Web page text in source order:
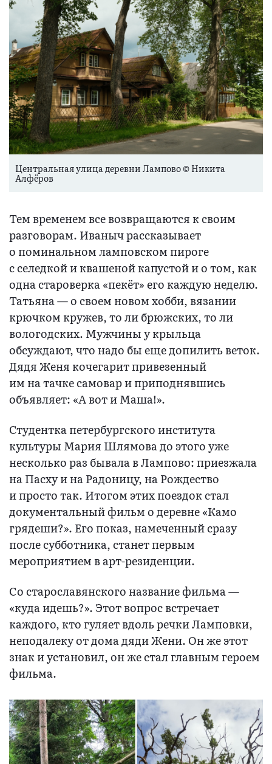
Центральная улица деревни Лампово © Никита
Алфёров
Тем временем все возвращаются к своим
разговорам. Иваныч рассказывает
о поминальном ламповском пироге
с селедкой и квашеной капустой и о том, как
одна староверка «пекёт» его каждую неделю.
Татьяна — о своем новом хобби, вязании
крючком кружев, то ли брюжских, то ли
вологодских. Мужчины у крыльца
обсуждают, что надо бы еще допилить веток.
Дядя Женя кочегарит привезенный
им на тачке самовар и приподнявшись
объявляет: «А вот и Маша!».
Студентка петербургского института
культуры Мария Шлямова до этого уже
несколько раз бывала в Лампово: приезжала
на Пасху и на Радоницу, на Рождество
и просто так. Итогом этих поездок стал
документальный фильм о деревне «Камо
грядеши?». Его показ, намеченный сразу
после субботника, станет первым
мероприятием в арт-резиденции.
Со старославянского название фильма —
«куда идешь?». Этот вопрос встречает
каждого, кто гуляет вдоль речки Ламповки,
неподалеку от дома дяди Жени. Он же этот
знак и установил, он же стал главным героем
фильма.